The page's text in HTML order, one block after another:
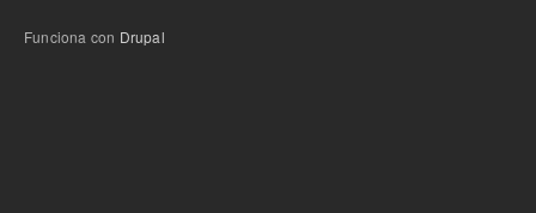
Funciona con Drupal